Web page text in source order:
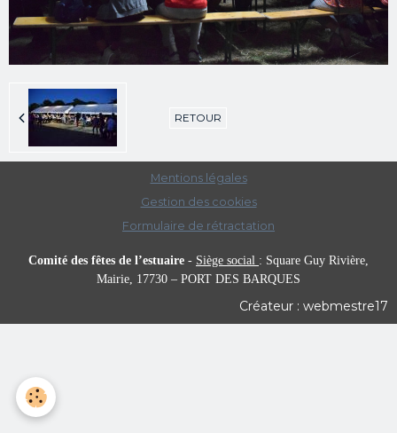
RETOUR
Mentions légales
Gestion des cookies
Formulaire de rétractation
Comité des fêtes de l’estuaire - Siège social : Square Guy Rivière,
Mairie, 17730 – PORT DES BARQUES
Créateur : webmestre17